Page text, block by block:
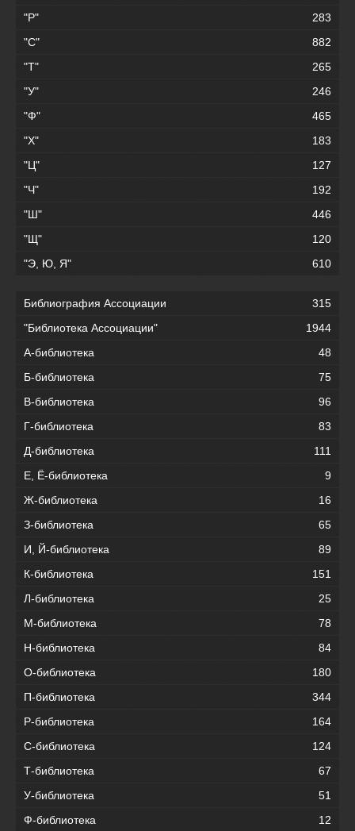
"Р"
283
"С"
882
"Т"
265
"У"
246
"Ф"
465
"Х"
183
"Ц"
127
"Ч"
192
"Ш"
446
"Щ"
120
"Э, Ю, Я"
610
Библиография Ассоциации
315
"Библиотека Ассоциации"
1944
А-библиотека
48
Б-библиотека
75
В-библиотека
96
Г-библиотека
83
Д-библиотека
111
Е, Ё-библиотека
9
Ж-библиотека
16
З-библиотека
65
И, Й-библиотека
89
К-библиотека
151
Л-библиотека
25
М-библиотека
78
Н-библиотека
84
О-библиотека
180
П-библиотека
344
Р-библиотека
164
С-библиотека
124
Т-библиотека
67
У-библиотека
51
Ф-библиотека
12